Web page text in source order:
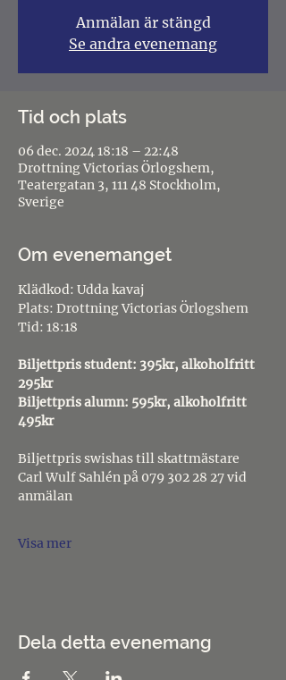
Anmälan är stängd
Se andra evenemang
Tid och plats
06 dec. 2024 18:18 – 22:48
Drottning Victorias Örlogshem,
Teatergatan 3, 111 48 Stockholm,
Sverige
Om evenemanget
Klädkod: Udda kavaj
Plats: Drottning Victorias Örlogshem
Tid: 18:18
Biljettpris student: 395kr, alkoholfritt
295kr
Biljettpris alumn: 595kr, alkoholfritt
495kr
Biljettpris swishas till skattmästare
Carl Wulf Sahlén på 079 302 28 27 vid
anmälan
Visa mer
Dela detta evenemang